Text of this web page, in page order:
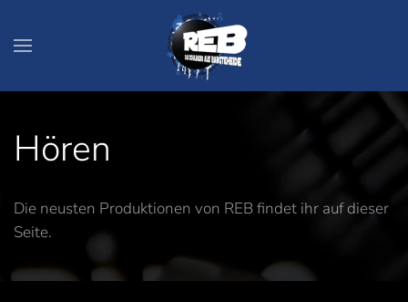
Zum Hauptinhalt springen
Hören
Die neusten Produktionen von REB findet ihr auf dieser
Seite.